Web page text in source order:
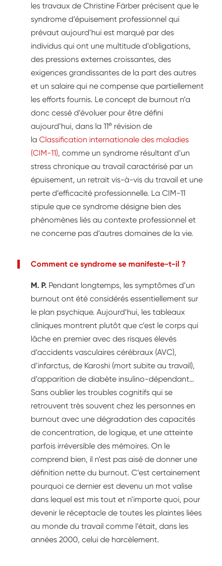
les travaux de Christine Färber précisent que le
syndrome d’épuisement professionnel qui
prévaut aujourd’hui est marqué par des
individus qui ont une multitude d’obligations,
des pressions externes croissantes, des
exigences grandissantes de la part des autres
et un salaire qui ne compense que partiellement
les efforts fournis. Le concept de burnout n’a
donc cessé d’évoluer pour être défini
aujourd’hui, dans la 11e révision de
la Classification internationale des maladies
(CIM-11), comme un syndrome résultant d’un
stress chronique au travail caractérisé par un
épuisement, un retrait vis-à-vis du travail et une
perte d’efficacité professionnelle. La CIM-11
stipule que ce syndrome désigne bien des
phénomènes liés au contexte professionnel et
ne concerne pas d’autres domaines de la vie.
Comment ce syndrome se manifeste-t-il ?
M. P. Pendant longtemps, les symptômes d’un
burnout ont été considérés essentiellement sur
le plan psychique. Aujourd’hui, les tableaux
cliniques montrent plutôt que c’est le corps qui
lâche en premier avec des risques élevés
d’accidents vasculaires cérébraux (AVC),
d’infarctus, de Karoshi (mort subite au travail),
d’apparition de diabète insulino-dépendant…
Sans oublier les troubles cognitifs qui se
retrouvent très souvent chez les personnes en
burnout avec une dégradation des capacités
de concentration, de logique, et une atteinte
parfois irréversible des mémoires. On le
comprend bien, il n’est pas aisé de donner une
définition nette du burnout. C’est certainement
pourquoi ce dernier est devenu un mot valise
dans lequel est mis tout et n’importe quoi, pour
devenir le réceptacle de toutes les plaintes liées
au monde du travail comme l’était, dans les
années 2000, celui de harcèlement.